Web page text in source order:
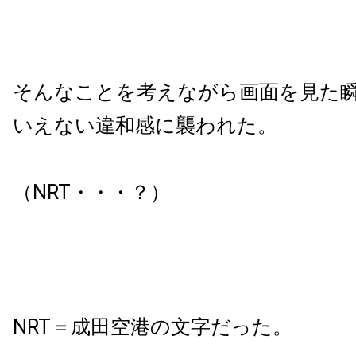
そんなことを考えながら画面を見た
いえない違和感に襲われた。
（NRT・・・？）
NRT＝成田空港の文字だった。